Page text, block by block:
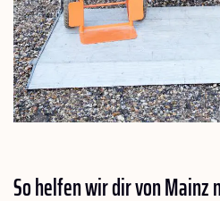
So helfen wir dir von Mainz